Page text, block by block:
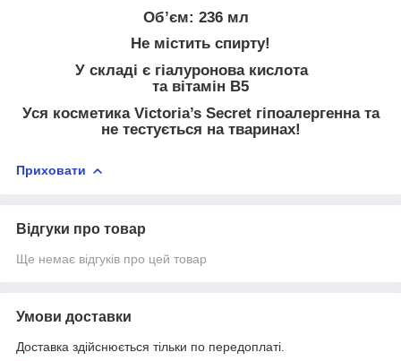
Об’єм: 236 мл
Не містить спирту!
У складі є гіалуронова кислота
та вітамін B5
Уся косметика Victoria’s Secret гіпоалергенна та
не тестується на тваринах!
Приховати
Відгуки про товар
Ще немає відгуків про цей товар
Умови доставки
Доставка здійснюється тільки по передоплаті.